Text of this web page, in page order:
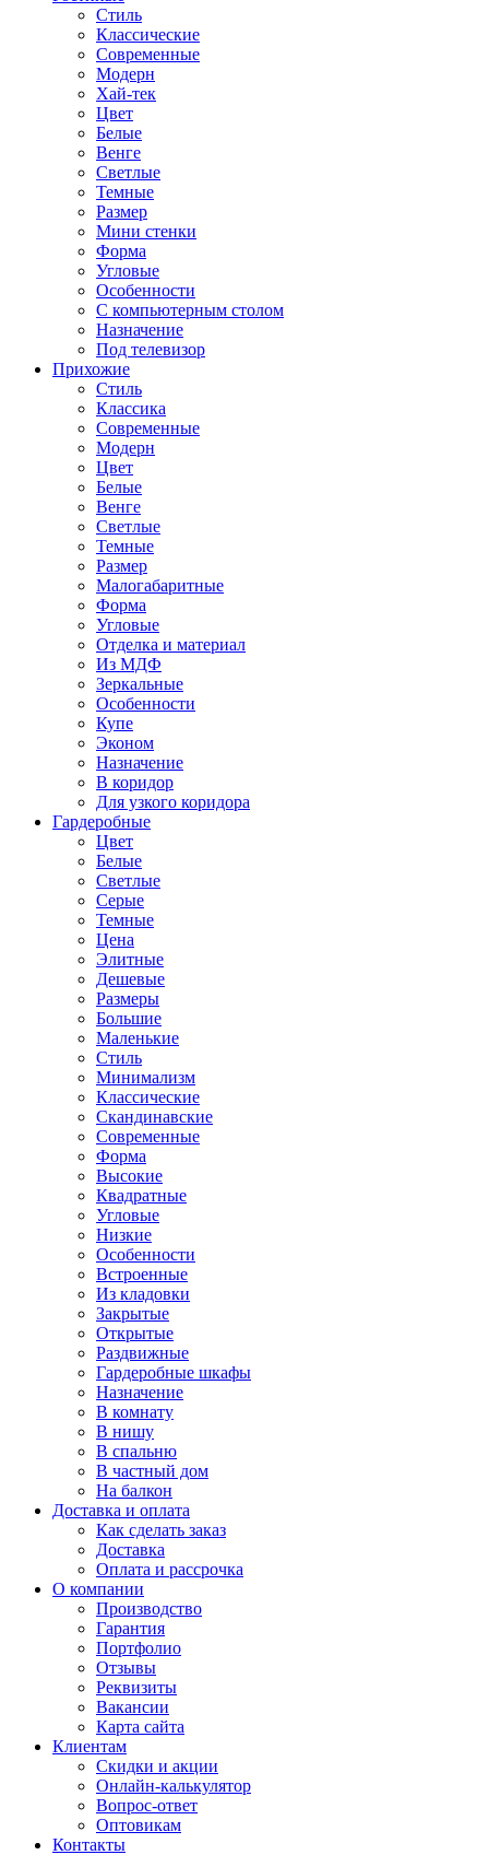
Стиль
Классические
Современные
Модерн
Хай-тек
Цвет
Белые
Венге
Светлые
Темные
Размер
Мини стенки
Форма
Угловые
Особенности
С компьютерным столом
Назначение
Под телевизор
Прихожие
Стиль
Классика
Современные
Модерн
Цвет
Белые
Венге
Светлые
Темные
Размер
Малогабаритные
Форма
Угловые
Отделка и материал
Из МДФ
Зеркальные
Особенности
Купе
Эконом
Назначение
В коридор
Для узкого коридора
Гардеробные
Цвет
Белые
Светлые
Серые
Темные
Цена
Элитные
Дешевые
Размеры
Большие
Маленькие
Стиль
Минимализм
Классические
Скандинавские
Современные
Форма
Высокие
Квадратные
Угловые
Низкие
Особенности
Встроенные
Из кладовки
Закрытые
Открытые
Раздвижные
Гардеробные шкафы
Назначение
В комнату
В нишу
В спальню
В частный дом
На балкон
Доставка и оплата
Как сделать заказ
Доставка
Оплата и рассрочка
О компании
Производство
Гарантия
Портфолио
Отзывы
Реквизиты
Вакансии
Карта сайта
Клиентам
Скидки и акции
Онлайн-калькулятор
Вопрос-ответ
Оптовикам
Контакты